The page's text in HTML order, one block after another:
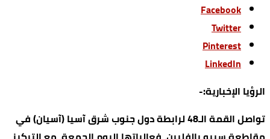
Facebook
Twitter
Pinterest
LinkedIn
الرؤيا الإخبارية:-
تواصل القمة الـ48 لرابطة دول جنوب شرق آسيا (آسيان) في